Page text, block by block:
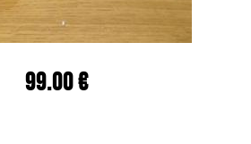
99.00 €